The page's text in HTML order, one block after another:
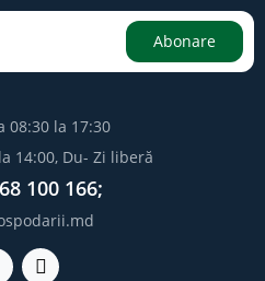
Abonare
08:30 la 17:30
14:00, Du- Zi liberă
100 166;